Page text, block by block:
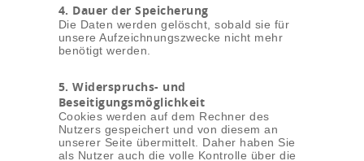
4. Dauer der Speicherung
Die Daten werden gelöscht, sobald sie für
unsere Aufzeichnungszwecke nicht mehr
benötigt werden.
5. Widerspruchs- und
Beseitigungsmöglichkeit
Cookies werden auf dem Rechner des
Nutzers gespeichert und von diesem an
unserer Seite übermittelt. Daher haben Sie
als Nutzer auch die volle Kontrolle über die